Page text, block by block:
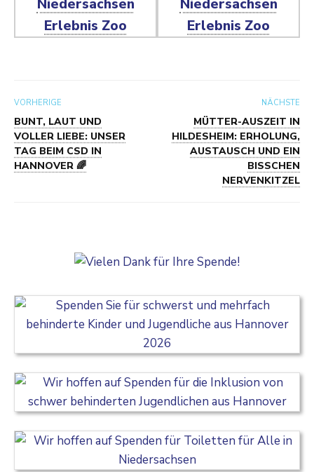
VORHERIGE
BUNT, LAUT UND
VOLLER LIEBE: UNSER
TAG BEIM CSD IN
HANNOVER 🌈
NÄCHSTE
MÜTTER-AUSZEIT IN
HILDESHEIM: ERHOLUNG,
AUSTAUSCH UND EIN
BISSCHEN
NERVENKITZEL